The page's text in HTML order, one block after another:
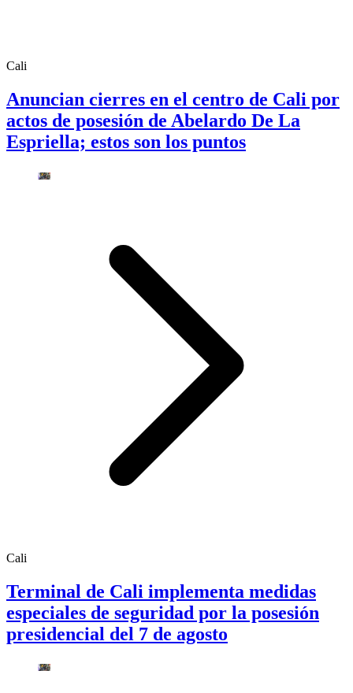
Cali
Anuncian cierres en el centro de Cali por
actos de posesión de Abelardo De La
Espriella; estos son los puntos
Cali
Terminal de Cali implementa medidas
especiales de seguridad por la posesión
presidencial del 7 de agosto